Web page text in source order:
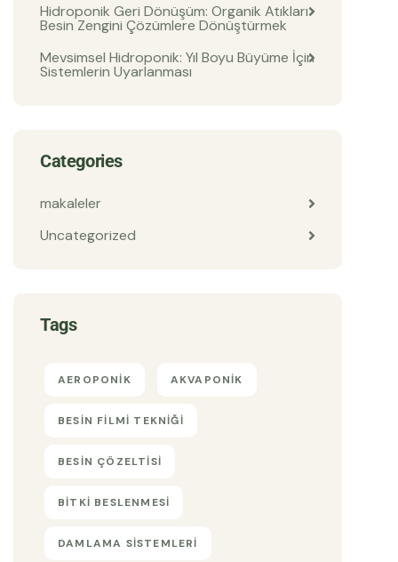
Hidroponik Geri Dönüşüm: Organik Atıkları
Besin Zengini Çözümlere Dönüştürmek
Mevsimsel Hidroponik: Yıl Boyu Büyüme İçin
Sistemlerin Uyarlanması
Categories
makaleler
Uncategorized
Tags
AEROPONIK AKVAPONIK
BESIN FILMI TEKNIĞI
BESIN ÇÖZELTISI
BITKI BESLENMESI
DAMLAMA SISTEMLERI